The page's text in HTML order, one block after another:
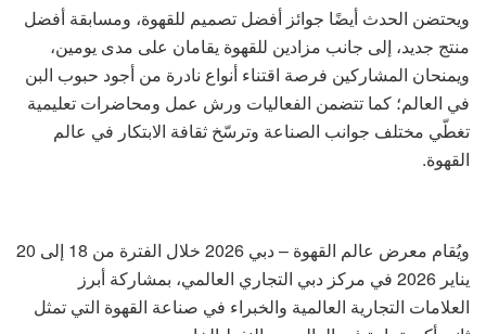
ويحتضن الحدث أيضًا جوائز أفضل تصميم للقهوة، ومسابقة أفضل
منتج جديد، إلى جانب مزادين للقهوة يقامان على مدى يومين،
ويمنحان المشاركين فرصة اقتناء أنواع نادرة من أجود حبوب البن
في العالم؛ كما تتضمن الفعاليات ورش عمل ومحاضرات تعليمية
تغطّي مختلف جوانب الصناعة وترسّخ ثقافة الابتكار في عالم
القهوة.
ويُقام معرض عالم القهوة – دبي 2026 خلال الفترة من 18 إلى 20
يناير 2026 في مركز دبي التجاري العالمي، بمشاركة أبرز
العلامات التجارية العالمية والخبراء في صناعة القهوة التي تمثل